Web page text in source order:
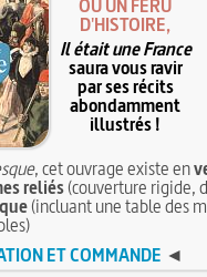
OU UN FÉRU
D'HISTOIRE,
Il était une France
saura vous ravir
par ses récits
abondamment
illustrés !
, cet ouvrage existe en
reliés(couverture rigide,
(incluant une table des
ET COMMANDE ◄